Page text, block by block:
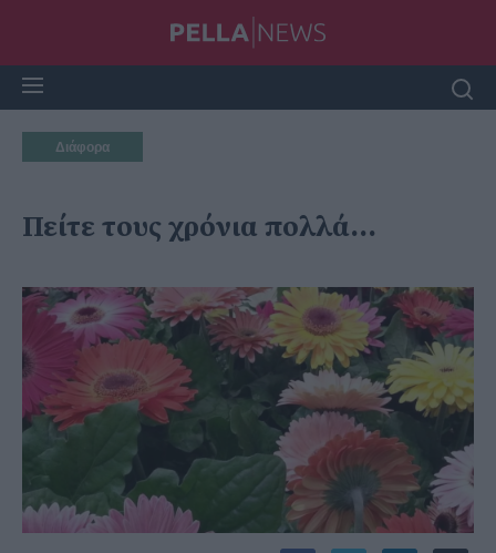
Διάφορα
Πείτε τους χρόνια πολλά...